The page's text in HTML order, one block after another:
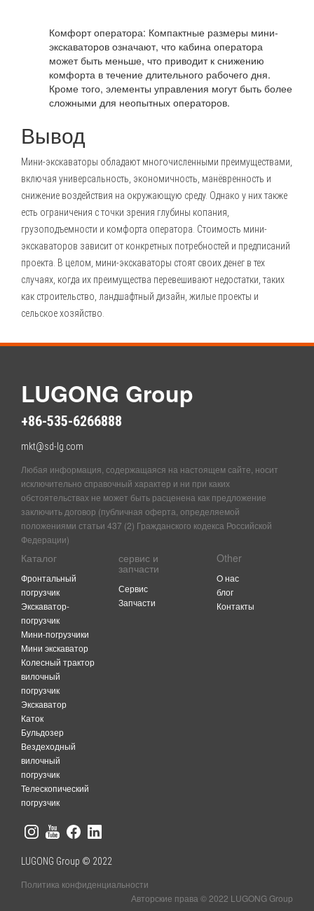
Комфорт оператора: Компактные размеры мини-
экскаваторов означают, что кабина оператора
может быть меньше, что приводит к снижению
комфорта в течение длительного рабочего дня.
Кроме того, элементы управления могут быть более
сложными для неопытных операторов.
Вывод
Мини-экскаваторы обладают многочисленными преимуществами,
включая универсальность, экономичность, манёвренность и
снижение воздействия на окружающую среду. Однако у них также
есть ограничения с точки зрения глубины копания,
грузоподъемности и комфорта оператора. Стоимость мини-
экскаваторов зависит от конкретных потребностей и предписаний
проекта. В целом, мини-экскаваторы стоят своих денег в тех
случаях, когда их преимущества перевешивают недостатки, таких
как строительство, ландшафтный дизайн, жилые проекты и
сельское хозяйство.
LUGONG Group
+86-535-6266888
mkt@sd-lg.com
Любая информация, содержащаяся на настоящем сайте, носит
исключительно справочный характер и ни при каких
обстоятельствах не может быть расценена как предложение
заключить договор (публичная оферта, определяемой
положениями статьи 437 (2) Гражданского кодекса Российской
Федерации)
Каталог
Фронтальный
погрузчик
Экскаватор-
погрузчик
Мини-погрузчики
Мини экскаватор
Колесный трактор
вилочный
погрузчик
Экскаватор
Каток
Бульдозер
Вездеходный
вилочный
погрузчик
Телескопический
погрузчик
сервис и
запчасти
Сервис
Запчасти
Other
O нас
блог
Контакты
LUGONG Group © 2022
Политика конфиденциальности
Авторские права © 2022 LUGONG Group